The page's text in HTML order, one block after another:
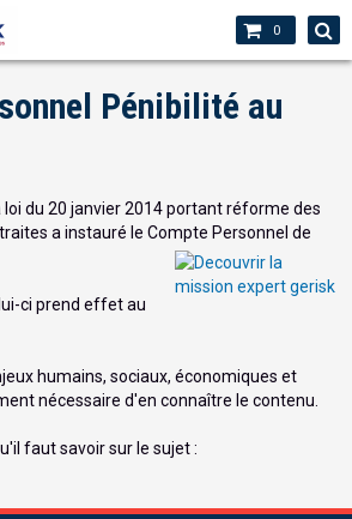
0
Pénibilité au
loi du 20 janvier 2014 portant réforme des
a instauré le Compte Personnel de
ci prend effet au
humains, sociaux, économiques et
nécessaire d'en connaître le contenu.
faut savoir sur le sujet :